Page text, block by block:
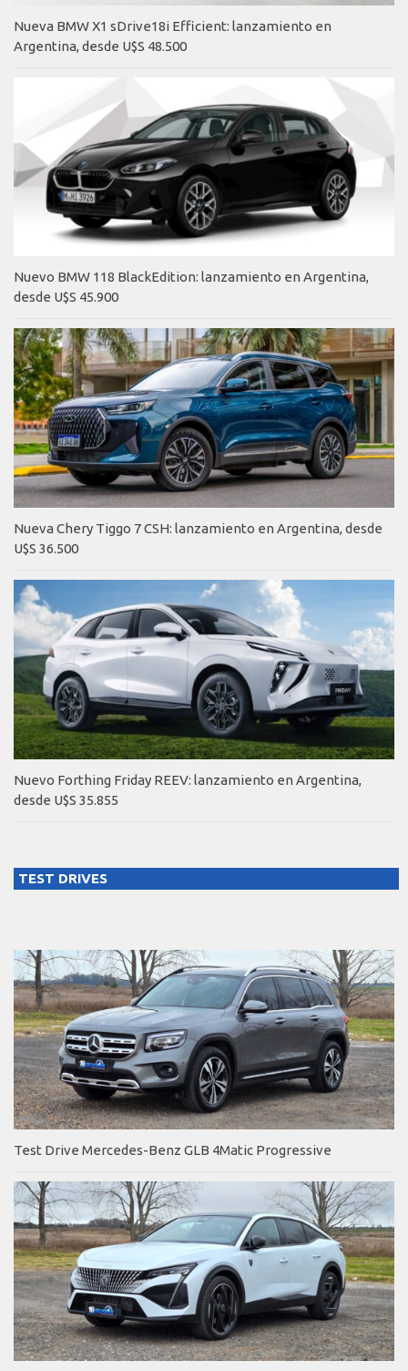
Nueva BMW X1 sDrive18i Efficient: lanzamiento en
Argentina, desde U$S 48.500
Nuevo BMW 118 BlackEdition: lanzamiento en Argentina,
desde U$S 45.900
Nueva Chery Tiggo 7 CSH: lanzamiento en Argentina, desde
U$S 36.500
Nuevo Forthing Friday REEV: lanzamiento en Argentina,
desde U$S 35.855
TEST DRIVES
Test Drive Mercedes-Benz GLB 4Matic Progressive